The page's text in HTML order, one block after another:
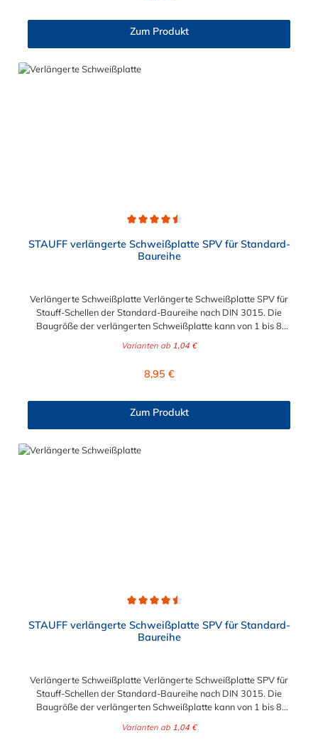
110
Zum Produkt
STAUFF verlängerte Schweißplatte SPV für Standard-
Baureihe
Verlängerte Schweißplatte Verlängerte Schweißplatte SPV für
Stauff-Schellen der Standard-Baureihe nach DIN 3015. Die
Baugröße der verlängerten Schweißplatte kann von 1 bis 8
Varianten ab 1,04 €
Regulärer Preis:
8,95 €
Zum Produkt
STAUFF verlängerte Schweißplatte SPV für Standard-
Baureihe
Verlängerte Schweißplatte Verlängerte Schweißplatte SPV für
Stauff-Schellen der Standard-Baureihe nach DIN 3015. Die
Baugröße der verlängerten Schweißplatte kann von 1 bis 8
Varianten ab 1,04 €